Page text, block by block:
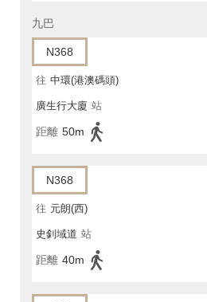
九巴
N368
往 中環(港澳碼頭)
廣生行大廈 站
距離 50m
N368
往 元朗(西)
史釗域道 站
距離 40m